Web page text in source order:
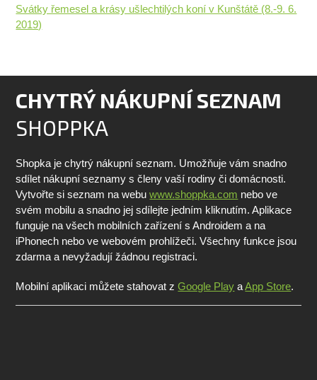
Svátky řemesel a krásy ušlechtilých koní v Kunštátě (8.-9. 6.
2019)
CHYTRÝ NÁKUPNÍ SEZNAM
SHOPPKA
Shopka je chytrý nákupní seznam. Umožňuje vám snadno
sdílet nákupní seznamy s členy vaší rodiny či domácnosti.
Vytvořte si seznam na webuwww.shoppka.com nebo ve
svém mobilu a snadno jej sdílejte jedním kliknutím. Aplikace
funguje na všech mobilních zařízení s Androidem a na
iPhonech nebo ve webovém prohlížeči. Všechny funkce jsou
zdarma a nevyžadují žádnou registraci.
Mobilní aplikaci můžete stahovat zGoogle Play aApp Store.